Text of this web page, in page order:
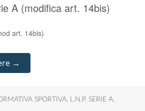
A (modifica art. 14bis)
art. 14bis)
→
SPORTIVA, L.N.P. SERIE A,